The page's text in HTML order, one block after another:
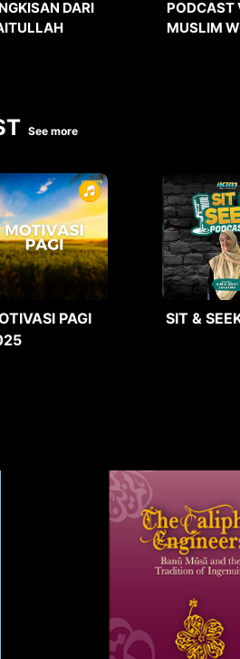
DARI
PODCAST
MUSLIM
See more
PAGI
SIT &